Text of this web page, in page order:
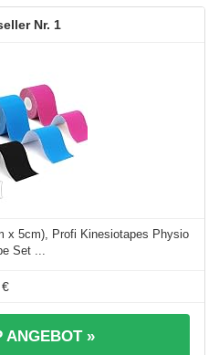
1
x 5cm), Profi Kinesiotapes Physio
Set ...
ANGEBOT »